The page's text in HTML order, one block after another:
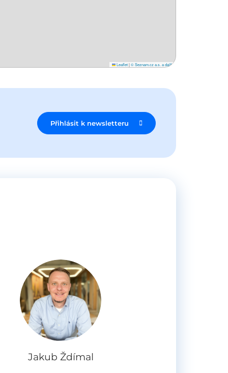
Leaflet|© Seznam.cz a.s. a další
Přihlásit k newsletteru
Jakub Ždímal